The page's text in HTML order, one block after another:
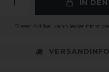
IN
Dieser Artikel kann leider nicht